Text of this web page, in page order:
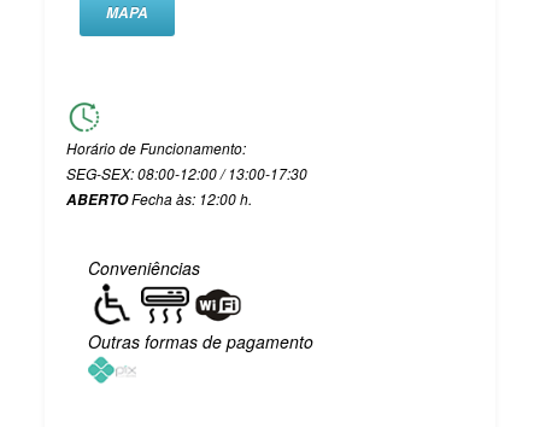
MAPA
Horário de Funcionamento:
SEG-SEX: 08:00-12:00 / 13:00-17:30
ABERTOFecha às: 12:00 h.
Conveniências
Outras formas de pagamento